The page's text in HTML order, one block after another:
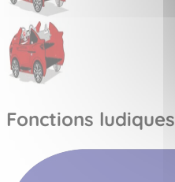
Fonctions ludiques